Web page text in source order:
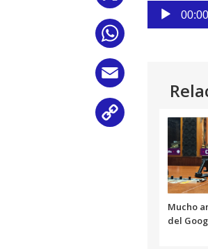
Reproductor
de
00:00
Mucho
del